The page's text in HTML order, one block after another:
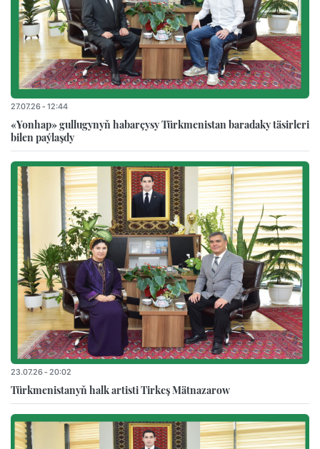
27.07.26 - 12:44
«Yonhap» gullugynyň habarçysy Türkmenistan baradaky täsirleri
bilen paýlaşdy
23.07.26 - 20:02
Türkmenistanyň halk artisti Tirkeş Mätnazarow